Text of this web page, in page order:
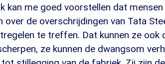
kan me goed voorstellen dat
over de overschrijdingen van Tata
te treffen. Dat kunnen ze ook
ze kunnen de dwangsom